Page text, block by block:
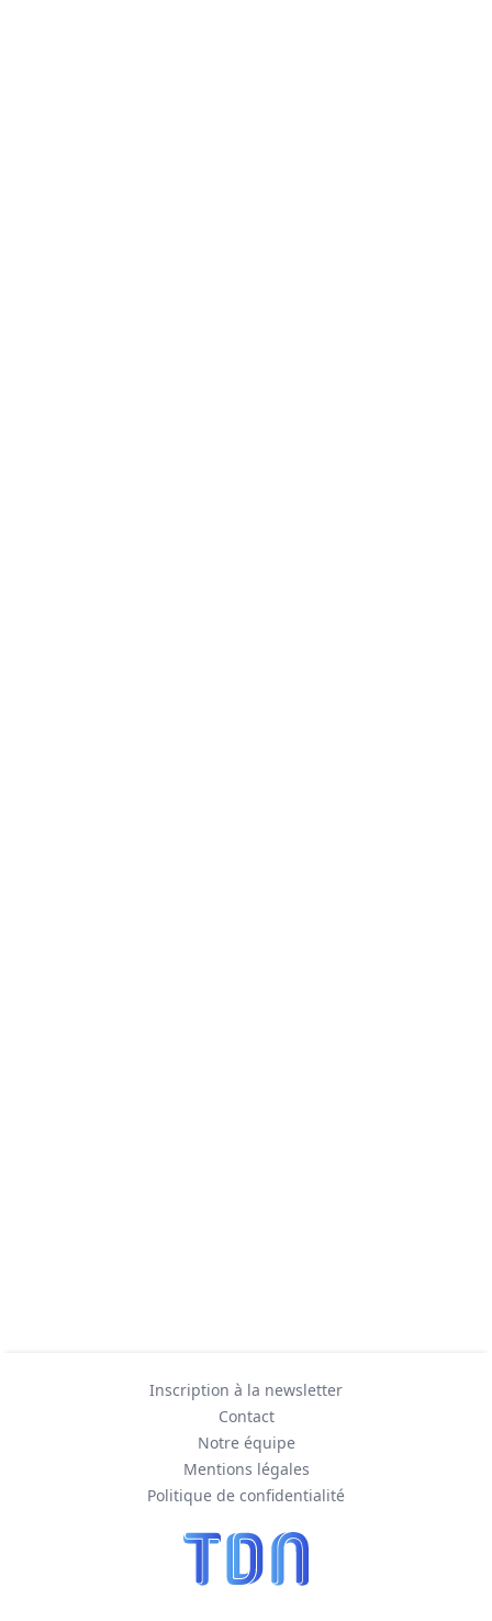
Inscription à la newsletter
Contact
Notre équipe
Mentions légales
Politique de confidentialité